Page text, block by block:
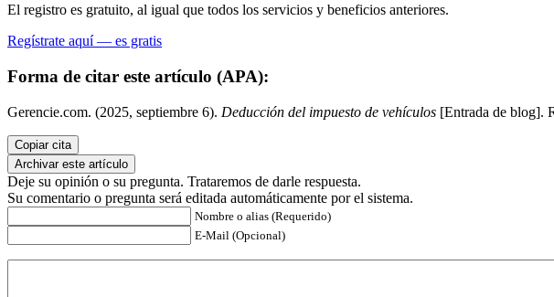
El registro es gratuito, al igual que todos los servicios y beneficios anteriores.
Regístrate aquí — es gratis
Forma de citar este artículo (APA):
Gerencie.com. (2025, septiembre 6). Deducción del impuesto de vehículos [Entrada de blog].
Copiar cita
Archivar este artículo
Deje su opinión o su pregunta. Trataremos de darle respuesta.
Su comentario o pregunta será editada automáticamente por el sistema.
Nombre o alias (Requerido)
E-Mail (Opcional)